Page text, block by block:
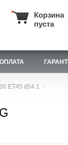
Корзина
пуста
ET45 d54.1